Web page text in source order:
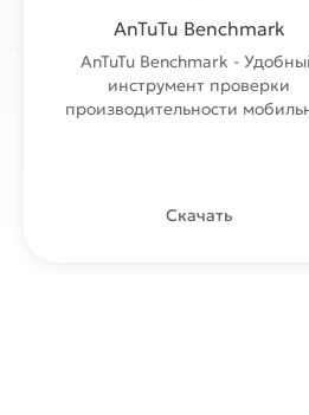
AnTuTu Benchmark
AnTuTu Benchmark -
инструмент проверки
производительности
Скачать